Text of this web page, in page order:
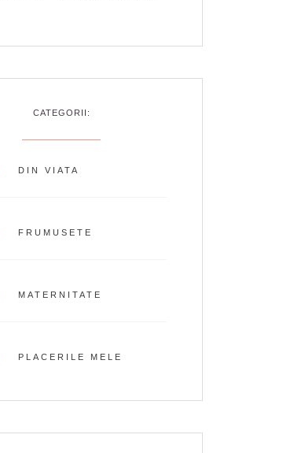
CATEGORII:
DIN VIATA
FRUMUSETE
MATERNITATE
PLACERILE MELE